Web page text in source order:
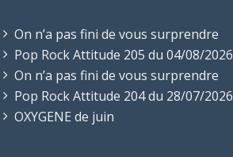
On n’a pas fini de vous surprendre
Pop Rock Attitude 205 du 04/08/2026
On n’a pas fini de vous surprendre
Pop Rock Attitude 204 du 28/07/2026
OXYGENE de juin